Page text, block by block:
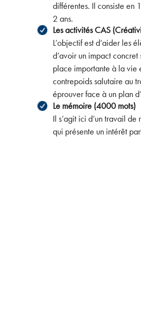
différentes. Il consiste en
2 ans.
Les activités CAS
L’objectif est d’aider les
d’avoir un impact
place importante à la vie
contrepoids salutaire au
éprouver face à un plan
Le mémoire (4000 mots)
Il s’agit ici d’un travail
qui présente un intérêt